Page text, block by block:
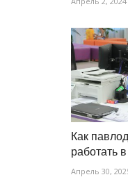
Как
работать
Апрель 30,